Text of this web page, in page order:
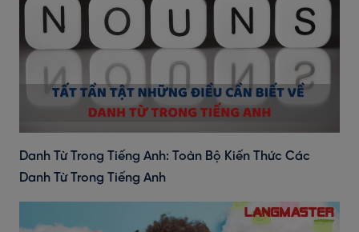
Danh Từ Trong Tiếng Anh: Toàn Bộ Kiến Thức Các
Danh Từ Trong Tiếng Anh